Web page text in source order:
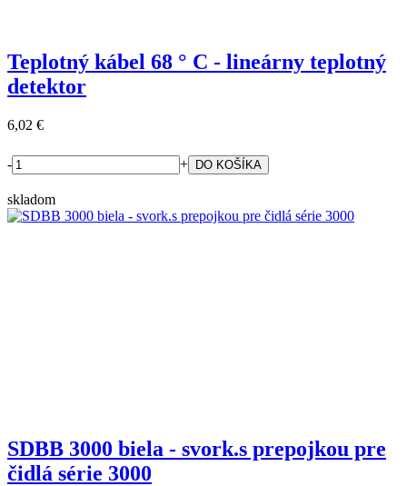
Teplotný kábel 68 ° C - lineárny teplotný
detektor
6,02 €
- +
skladom
SDBB 3000 biela - svork.s prepojkou pre
čidlá série 3000